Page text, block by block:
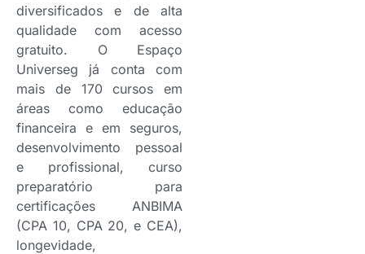
diversificados e de alta
qualidade com acesso
gratuito. O Espaço
Universeg já conta com
mais de 170 cursos em
áreas como educação
financeira e em seguros,
desenvolvimento pessoal
e profissional, curso
preparatório para
certificações ANBIMA
(CPA 10, CPA 20, e CEA),
longevidade,